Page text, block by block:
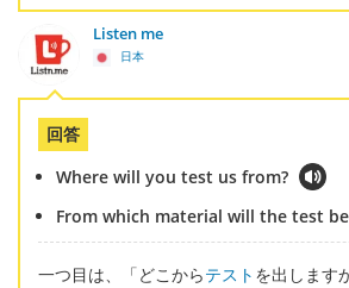
Listen me
日本
回答
Where will you test us from?
From which material will the test
一つ目は、「どこからテスト を出します